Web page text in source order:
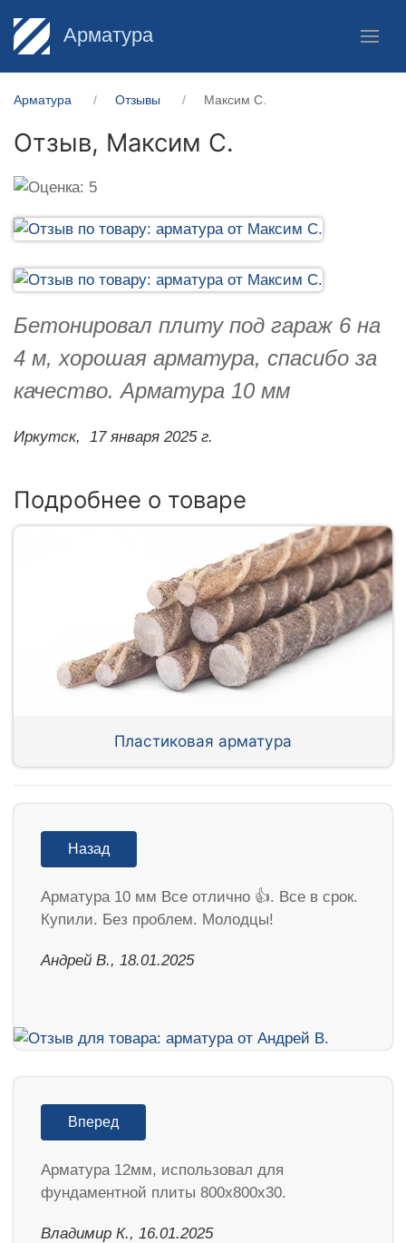
Арматура
Арматура Отзывы Максим С.
Отзыв, Максим С.
Бетонировал плиту под гараж 6 на
4 м, хорошая арматура, спасибо за
качество. Арматура 10 мм
Иркутск, 17 января 2025 г.
Подробнее о товаре
Пластиковая арматура
Назад
Арматура 10 мм Все отлично 👍. Все в срок.
Купили. Без проблем. Молодцы!
Андрей В., 18.01.2025
Вперед
Арматура 12мм, использовал для
фундаментной плиты 800х800х30.
Владимир К., 16.01.2025